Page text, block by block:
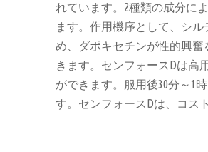
れています。2種類の成分に
ます。作用機序として、シ
め、ダポキセチンが性的興
きます。センフォースDは高
ができます。服用後30分～1
す。センフォースDは、コス